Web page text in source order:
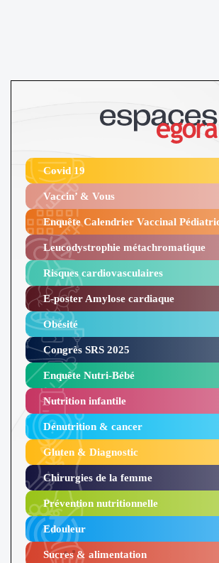
Covid 19
Vaccin’ & Vous
Enquête Calendrier Vaccinal
Leucodystrophie métachromatique
Risques cardiovasculaires
E-poster Amylose cardiaque ​
Obésité ​
Congrès SRS 2025 ​
Enquête Nutri-Bébé ​
Nutrition infantile
Dénutrition & cancer
Gluten & Diagnostic
Chirurgies de la femme
Prévention nutritionnelle
Edouleur​
Sucres & alimentation​